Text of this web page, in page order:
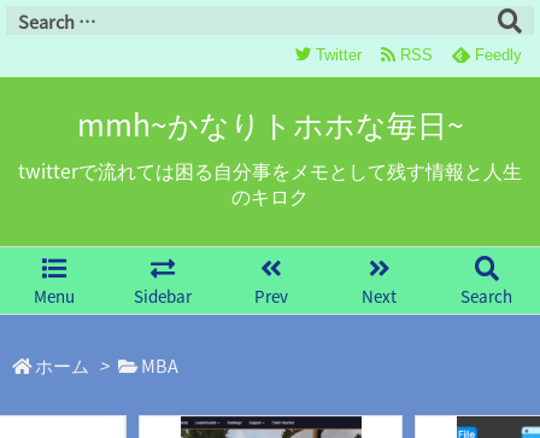
mmh~かなりトホホな毎日~
twitterで流れては困る自分事をメモとして残す情報と人生
のキロク
Menu Sidebar Prev Next Search
Twitter RSS Feedly
ホーム > MBA